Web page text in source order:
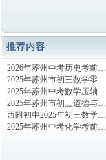
推荐内容
2026年苏州中考历史考前…
2025年苏州市初三数学零…
2025年苏州中考数学压轴…
2025年苏州市初三道德与…
西附初中2025年初三数学…
2025年苏州中考化学考前…